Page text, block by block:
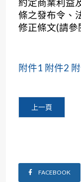
約定商業利益
條之發布令、
修正條文(請參
附件1 附件2
上一篇文章:
上一頁
FACEBOOK